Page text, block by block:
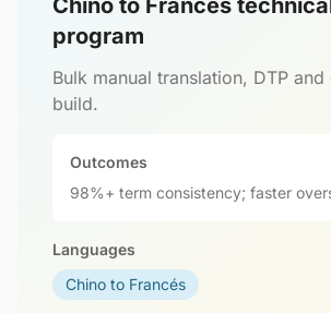
Chino to Francés
program
Bulk manual translation, DTP
build.
Outcomes
98%+ term consistency; faster
Languages
Chino to Francés